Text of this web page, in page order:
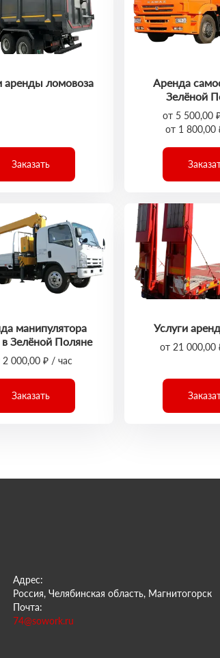
аренды ломовоза
Заказать
Аренда
Зелёной
от 5 500,00
от 1 800,00
манипулятора
Зелёной Поляне
2 000,00 ₽ / час
Заказать
Услуги
от 21 000,00
Адрес:
Россия, Челябинская область, Магнитогорск
Почта:
74@sowork.ru